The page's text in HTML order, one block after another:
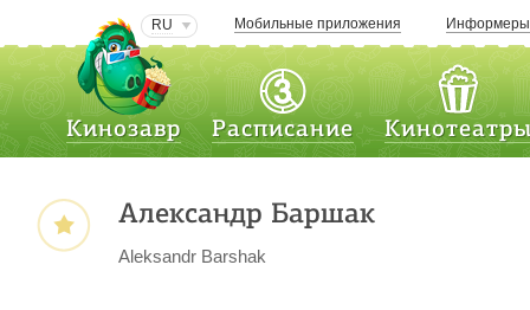
RU Мобильные приложения Информеры
Кинозавр Расписание
Александр Баршак
Aleksandr Barshak